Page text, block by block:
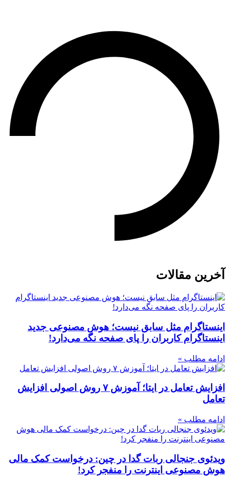
آخرین مقالات
اینستاگرام مثل سابق نیست؛ هوش مصنوعی جدید
اینستاگرام کاربران را پای صفحه نگه می‌دارد!
ادامه مطلب »
افزایش تعامل در ایتا؛ آموزش ۷ روش اصولی افزایش
تعامل
ادامه مطلب »
ویدئوی جنجالی ربات گدا در چین: درخواست کمک مالی
هوش مصنوعی اینترنت را منفجر کرد!